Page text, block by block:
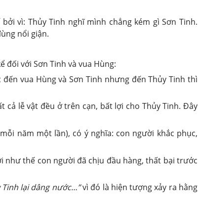
vì: Thủy Tinh nghĩ mình chẳng kém gì Sơn Tinh.
nổi giận.
đối với Sơn Tinh và vua Hùng:
vua Hùng và Sơn Tinh nhưng đến Thủy Tinh thì
cả lễ vật đều ở trên cạn, bất lợi cho Thủy Tinh. Đây
năm một lần), có ý nghĩa: con người khắc phục,
như thế con người đã chịu đầu hàng, thất bại trước
lại dâng nước…”vì đó là hiện tượng xảy ra hằng